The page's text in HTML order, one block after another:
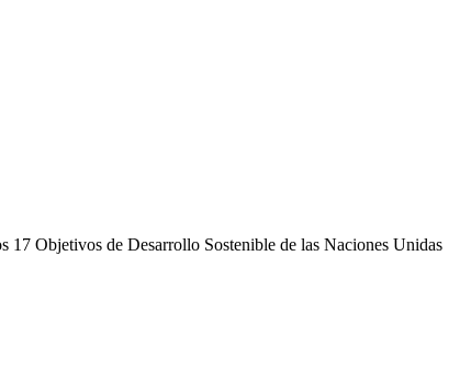
17 Objetivos de Desarrollo Sostenible de las Naciones Unidas